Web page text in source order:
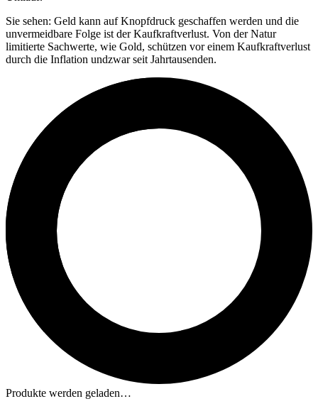
Sie sehen: Geld kann auf Knopfdruck geschaffen werden und die
unvermeidbare Folge ist der Kaufkraftverlust. Von der Natur
limitierte Sachwerte, wie Gold, schützen vor einem Kaufkraftverlust
durch die Inflation undzwar seit Jahrtausenden.
Produkte werden geladen…